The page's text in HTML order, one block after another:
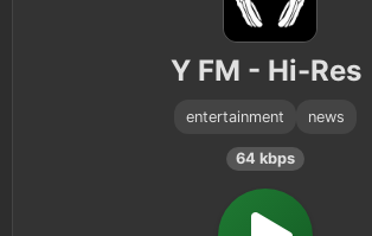
Y FM - Hi-Res
entertainment news
64 kbps